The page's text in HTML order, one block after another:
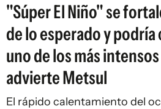
"Súper El Niño" se
de lo esperado y
uno de los más
advierte Metsul
El rápido calentamiento del